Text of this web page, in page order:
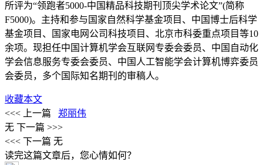
所评为“领跑者5000-中国精品科技期刊顶尖学术论文”(简称
F5000)。主持和参与国家自然科学基金项目、中国博士后科学
基金项目、国家电网公司科技项目、北京市科委重点项目等10
余项。现担任中国计算机学会互联网专委会委员、中国自动化
学会信息服务专委会委员、中国人工智能学会计算机博弈委员
会委员，多个国际知名期刊的审稿人。
收藏本文
<<< 上一篇
郑丽伟
无 下一篇 >>>
<<< 下一篇 无
读完这篇文章后，您心情如何？